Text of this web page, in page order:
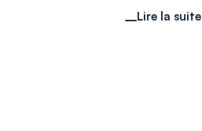
Lire la suite